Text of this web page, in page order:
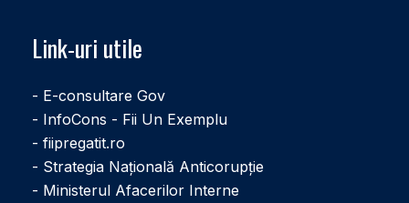
Link-uri utile
- E-consultare Gov
- InfoCons - Fii Un Exemplu
- fiipregatit.ro
- Strategia Națională Anticorupție
- Ministerul Afacerilor Interne